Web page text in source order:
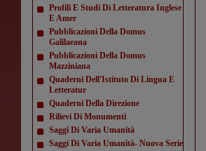
Profili E Studi Di Letteratura Inglese
E Amer
Pubblicazioni Della Domus
Galilaeana
Pubblicazioni Della Domus
Mazziniana
Quaderni Dell'Istituto Di Lingua E
Letteratur
Quaderni Della Direzione
Rilievi Di Monumenti
Saggi Di Varia Umanità
Saggi Di Varia Umanità- Nuova Serie